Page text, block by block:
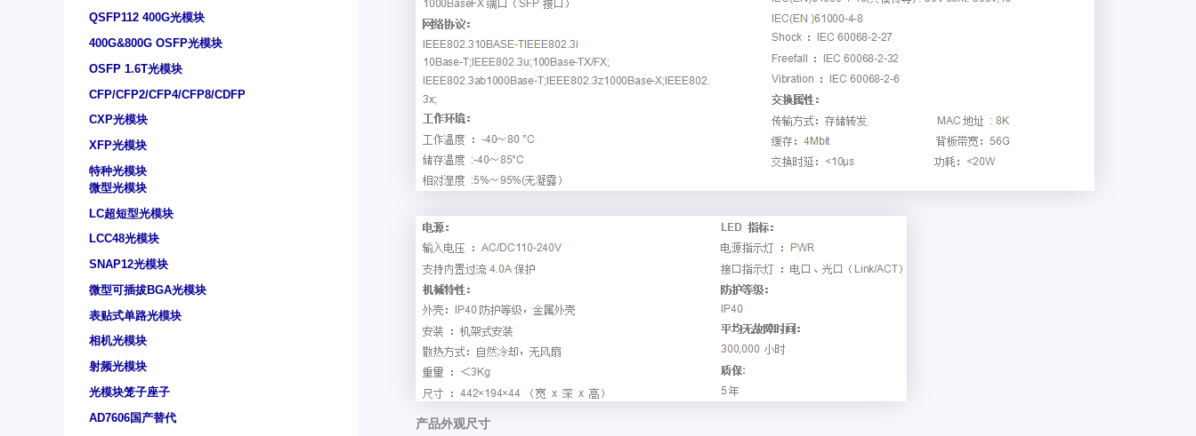
QSFP112 400G光模块
400G&800G OSFP光模块
OSFP 1.6T光模块
CFP/CFP2/CFP4/CFP8/CDFP
CXP光模块
XFP光模块
特种光模块
微型光模块
LC超短型光模块
LCC48光模块
SNAP12光模块
微型可插拔BGA光模块
表贴式单路光模块
相机光模块
射频光模块
光模块笼子座子
AD7606国产替代
产品外观尺寸